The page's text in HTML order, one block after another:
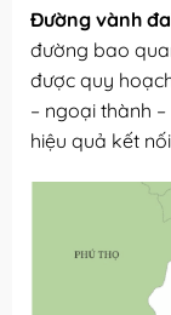
Đường vành
đường bao
được quy
– ngoại thành
hiệu quả kết